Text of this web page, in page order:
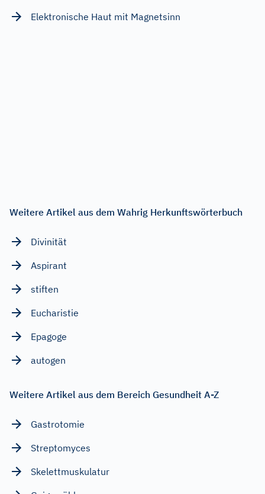
Elektronische Haut mit Magnetsinn
Weitere Artikel aus dem Wahrig Herkunftswörterbuch
Divinität
Aspirant
stiften
Eucharistie
Epagoge
autogen
Weitere Artikel aus dem Bereich Gesundheit A-Z
Gastrotomie
Streptomyces
Skelettmuskulatur